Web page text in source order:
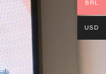
BRL
USD